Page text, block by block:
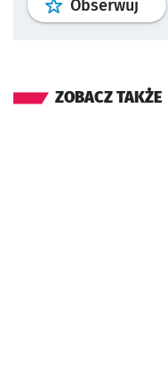
Obserwuj profil
ZOBACZ TAKŻE